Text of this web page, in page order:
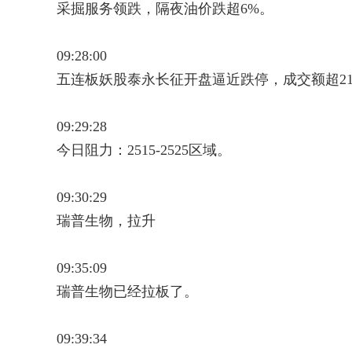
采掘服务领跌，隔夜油价跌超6%。
09:28:00
五连板妖股泰永长征开盘逼近跌停，成交额超
09:29:28
今日阻力：2515-2525区域。
09:30:29
瑞普生物，拉升
09:35:09
瑞普生物已经拉板了。
09:39:34